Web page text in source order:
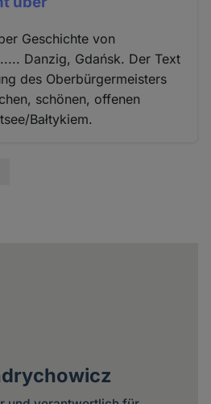
Geschichte von
Danzig, Gdańsk. Der Text
des Oberbürgermeisters
schönen, offenen
Bałtykiem.